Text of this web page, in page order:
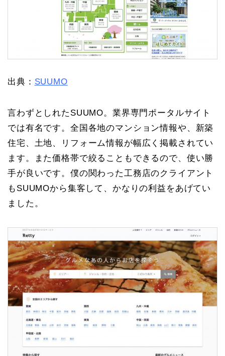
出典： SUUMO
言わずとしれたSUUMO。業界専門ポータルサイト
では有名です。全国各地のマンション情報や、新築
住宅、土地、リフォーム情報が幅広く掲載されてい
ます。また価格帯で絞ることもできるので、使い勝
手が良いです。僕の関わった工務店のクライアント
もSUUMOから集客して、かなりの利益をあげてい
ました。